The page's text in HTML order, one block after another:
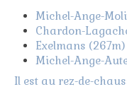
Michel-Ange-
Chardon-
Exelmans
Michel-Ange-
Il est au rez-de-